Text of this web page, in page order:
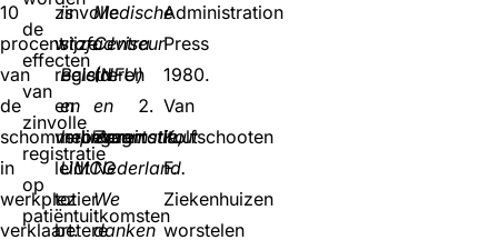
10
procent
van
de
schommelingen
in
werkplezier
verklaart.
de
effecten
van
zinvolle
registratie
op
patiëntuitkomsten
zinvolle
wijze
registreren
en
verbeteren
leidt
tot
betere
is
stafadviseur
Beleid
en
Implementatie,
UMCG
Medische
Centra
(NFU)
en
Zorginstituut
Nederland.
We
danken
Administration
Press
1980.
Van
Kolfschooten
F.
Ziekenhuizen
worstelen